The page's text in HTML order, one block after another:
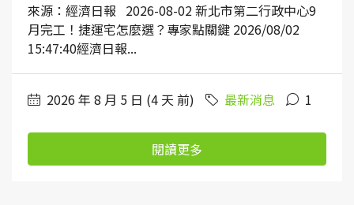
來源：經濟日報 2026-08-02 新北市第二行政中心9
月完工！捷運宅怎麼選？專家點關鍵 2026/08/02
15:47:40經濟日報...
2026 年 8 月 5 日 (4 天 前) 最新消息 1
閱讀更多